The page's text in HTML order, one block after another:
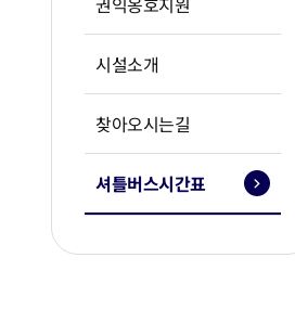
시설소개
찾아오시는길
셔틀버스시간표